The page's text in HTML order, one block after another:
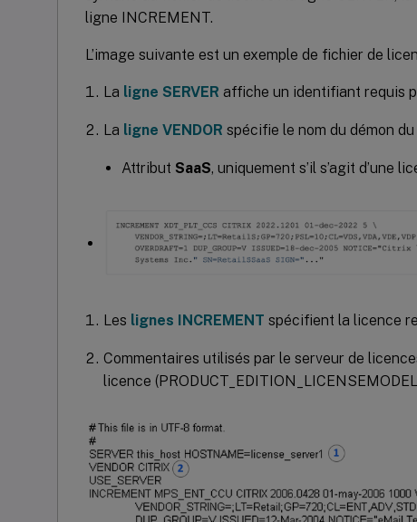
ligne INCREMENT.
L’image suivante est un exemple de fichier de
La ligne SERVER affiche un identifiant requis
La ligne VENDOR spécifie le nom du démon
Attribut SaaS, uniquement s’il s’agit d’une
Les lignes INCREMENT spécifient la licence
Commentaires utilisés par le serveur de
licence